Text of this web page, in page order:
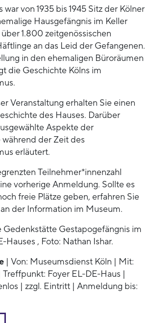
war von 1935 bis 1945 Sitz der Kölner
Hausgefängnis im Keller
1.800 zeitgenössischen
an das Leid der Gefangenen.
in den ehemaligen Büroräumen
die Geschichte Kölns im
Veranstaltung erhalten Sie einen
des Hauses. Darüber
Aspekte der
der Zeit des
erläutert.
Teilnehmer*innenzahl
vorherige Anmeldung. Sollte es
freie Plätze geben, erfahren Sie
der Information im Museum.
Gedenkstätte Gestapogefängnis im
Hauses , Foto: Nathan Ishar.
| Von: Museumsdienst Köln | Mit:
Foyer EL-DE-Haus |
| zzgl. Eintritt | Anmeldung bis: